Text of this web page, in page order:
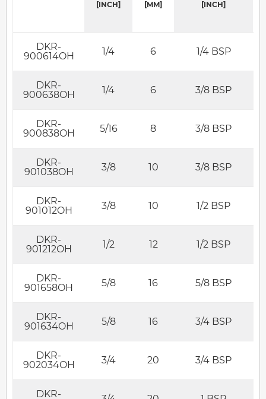
[INCH] [MM] [INCH]
DKR-
900614OH
1/4 6 1/4 BSP
DKR-
900638OH
1/4 6 3/8 BSP
DKR-
900838OH
5/16 8 3/8 BSP
DKR-
901038OH
3/8 10 3/8 BSP
DKR-
901012OH
3/8 10 1/2 BSP
DKR-
901212OH
1/2 12 1/2 BSP
DKR-
901658OH
5/8 16 5/8 BSP
DKR-
901634OH
5/8 16 3/4 BSP
DKR-
902034OH
3/4 20 3/4 BSP
DKR-